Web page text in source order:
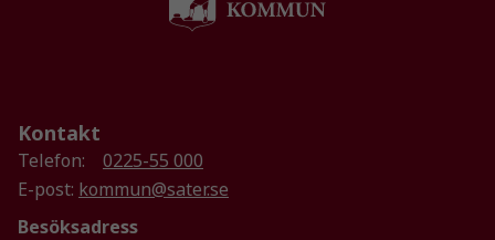
Kontakt
Telefon:
0225-55 000
E-post: kommun@sater.se
Besöksadress